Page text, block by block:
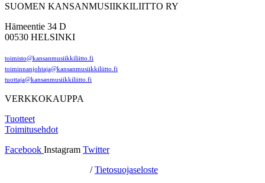
SUOMEN KANSANMUSIIKKILIITTO RY
Hämeentie 34 D
00530 HELSINKI
toimisto@kansanmusiikkiliitto.fi
toiminnanjohtaja@kansanmusiikkiliitto.fi
tuottaja@kansanmusiikkiliitto.fi
VERKKOKAUPPA
Tuotteet
Toimitusehdot
Facebook Instagram Twitter
/Tietosuojaseloste